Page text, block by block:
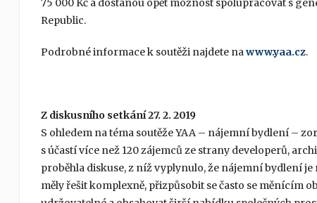
75 000 Kč a dostanou opět možnost spolupracovat s
Republic.
Podrobné informace k soutěži najdete nawww.yaa.cz.
Z diskusního setkání 27. 2. 2019
S ohledem na téma soutěže YAA – nájemní bydlení –
s účastí více než 120 zájemců ze strany developerů,
proběhla diskuse, z níž vyplynulo, že nájemní bydlení
měly řešit komplexně, přizpůsobit se často se měnícím